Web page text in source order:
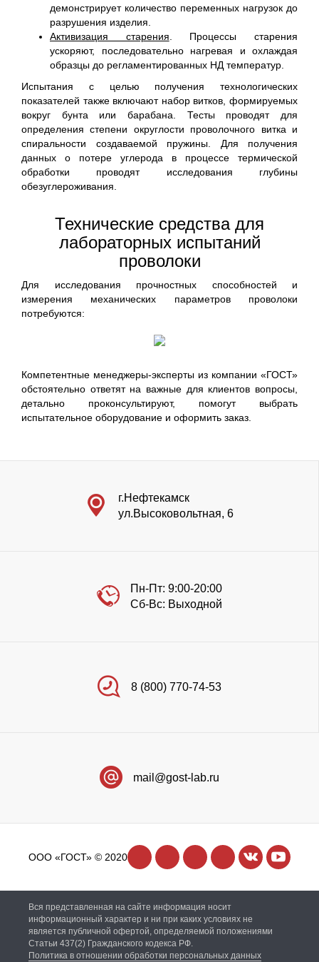
демонстрирует количество переменных нагрузок до
разрушения изделия.
Активизация старения . Процессы старения
ускоряют, последовательно нагревая и охлаждая
образцы до регламентированных НД температур.
Испытания с целью получения технологических
показателей также включают набор витков, формируемых
вокруг бунта или барабана. Тесты проводят для
определения степени округлости проволочного витка и
спиральности создаваемой пружины. Для получения
данных о потере углерода в процессе термической
обработки проводят исследования глубины
обезуглероживания.
Технические средства для
лабораторных испытаний
проволоки
Для исследования прочностных способностей и
измерения механических параметров проволоки
потребуются:
Компетентные менеджеры-эксперты из компании «ГОСТ»
обстоятельно ответят на важные для клиентов вопросы,
детально проконсультируют, помогут выбрать
испытательное оборудование и оформить заказ.
г.Нефтекамск
ул.Высоковольтная, 6
Пн-Пт: 9:00-20:00
Сб-Вс: Выходной
8 (800) 770-74-53
mail@gost-lab.ru
ООО «ГОСТ» © 2020
Вся представленная на сайте информация носит
информационный характер и ни при каких условиях не
является публичной офертой, определяемой положениями
Статьи 437(2) Гражданского кодекса РФ.
Политика в отношении обработки персональных данных